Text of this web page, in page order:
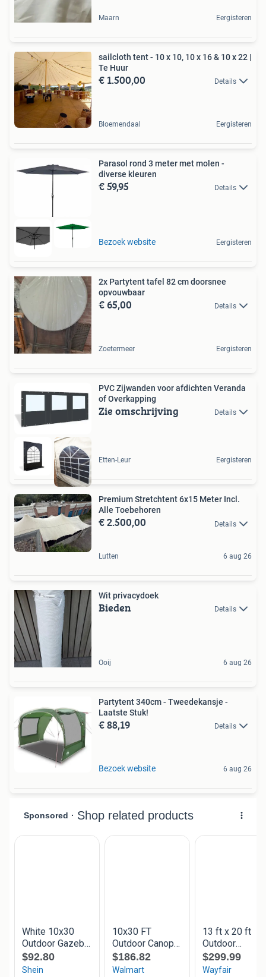
Maarn Eergisteren
sailcloth tent - 10 x 10, 10 x 16 & 10 x 22 |
Te Huur
€ 1.500,00 Details
Bloemendaal Eergisteren
Parasol rond 3 meter met molen -
diverse kleuren
€ 59,95 Details
Bezoek website Eergisteren
2x Partytent tafel 82 cm doorsnee
opvouwbaar
€ 65,00 Details
Zoetermeer Eergisteren
PVC Zijwanden voor afdichten Veranda
of Overkapping
Zie omschrijving Details
Etten-Leur Eergisteren
Premium Stretchtent 6x15 Meter Incl.
Alle Toebehoren
€ 2.500,00 Details
Lutten 6 aug 26
Wit privacydoek
Bieden Details
Ooij 6 aug 26
Partytent 340cm - Tweedekansje -
Laatste Stuk!
€ 88,19 Details
Bezoek website 6 aug 26